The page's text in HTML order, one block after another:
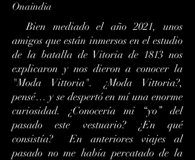
Onaindia
Bien mediado el año 2021, unos
amigos que están inmersos en el estudio
de la batalla de Vitoria de 1813 nos
explicaron y nos dieron a conocer la
"Moda Vittoria". ¿Moda Vittoria?,
pensé… y se despertó en mí una enorme
curiosidad. ¿Conocería mi “yo” del
pasado este vestuario? ¿En qué
consistía? En anteriores viajes al
pasado no me había percatado de la